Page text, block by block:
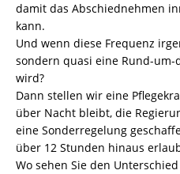
damit das Abschiednehmen
kann.
Und wenn diese Frequenz
sondern quasi eine Rund-
wird?
Dann stellen wir eine
über Nacht bleibt, die
eine Sonderregelung
über 12 Stunden hinaus
Wo sehen Sie den